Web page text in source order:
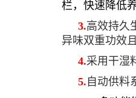
栏，快速降低
3.高效持久
异味双重功效
4.采用干湿
5. 自动供料